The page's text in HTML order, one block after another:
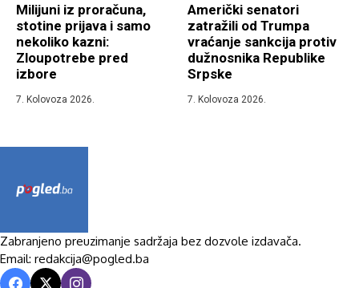
Milijuni iz proračuna,
stotine prijava i samo
nekoliko kazni:
Zloupotrebe pred
izbore
7. Kolovoza 2026.
Američki senatori
zatražili od Trumpa
vraćanje sankcija protiv
dužnosnika Republike
Srpske
7. Kolovoza 2026.
Zabranjeno preuzimanje sadržaja bez dozvole izdavača.
Email: redakcija@pogled.ba